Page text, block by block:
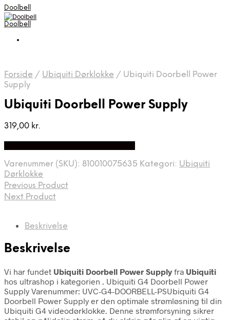
Doolbell
Doolbell
Forside / Ubiquiti Dørklokke / Ubiquiti Doorbell Power
Supply
Ubiquiti Doorbell Power Supply
319,00 kr.
Varenummer (SKU): 810010075635 Kategori: Ubiquiti
Dørklokke
Previous Product
Next Product
Beskrivelse
Beskrivelse
Vi har fundet Ubiquiti Doorbell Power Supplyfra Ubiquiti
hos ultrashop i kategorien . Ubiquiti G4 Doorbell Power
Supply Varenummer: UVC-G4-DOORBELL-PSUbiquiti G4
Doorbell Power Supply er den optimale strømløsning til din
Ubiquiti G4 videodørklokke. Denne strømforsyning sikrer